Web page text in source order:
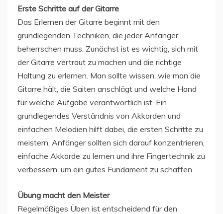
Erste Schritte auf der Gitarre
Das Erlernen der Gitarre beginnt mit den
grundlegenden Techniken, die jeder Anfänger
beherrschen muss. Zunächst ist es wichtig, sich mit
der Gitarre vertraut zu machen und die richtige
Haltung zu erlernen. Man sollte wissen, wie man die
Gitarre hält, die Saiten anschlägt und welche Hand
für welche Aufgabe verantwortlich ist. Ein
grundlegendes Verständnis von Akkorden und
einfachen Melodien hilft dabei, die ersten Schritte zu
meistern. Anfänger sollten sich darauf konzentrieren,
einfache Akkorde zu lernen und ihre Fingertechnik zu
verbessern, um ein gutes Fundament zu schaffen.
Übung macht den Meister
Regelmäßiges Üben ist entscheidend für den